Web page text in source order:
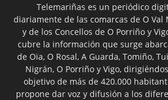
Telemariñas es un periódico
diariamente de las comarcas de O Val
y de los Concellos de O Porriño y
cubre la información que surge
de Oia, O Rosal, A Guarda, Tomiño,
Nigrán, O Porriño y Vigo,
objetivo de más de 420.000
propone dar voz y difusión a los